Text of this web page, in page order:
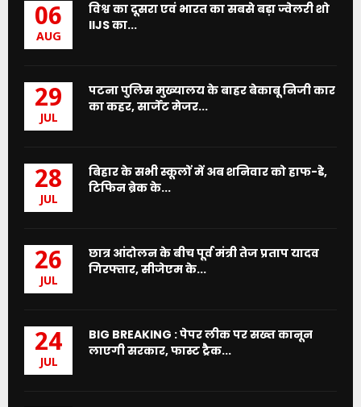
06
AUG
विश्व का दूसरा एवं भारत का सबसे बड़ा ज्वेलरी शो
IIJS का...
29
JUL
पटना पुलिस मुख्यालय के बाहर बेकाबू निजी कार
का कहर, सार्जेंट मेजर...
28
JUL
बिहार के सभी स्कूलों में अब शनिवार को हाफ-डे,
टिफिन ब्रेक के...
26
JUL
छात्र आंदोलन के बीच पूर्व मंत्री तेज प्रताप यादव
गिरफ्तार, सीजेएम के...
24
JUL
BIG BREAKING : पेपर लीक पर सख्त कानून
लाएगी सरकार, फास्ट ट्रैक...